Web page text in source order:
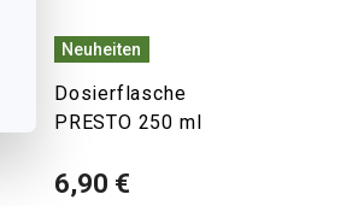
Neuheiten
Dosierflasche
PRESTO 250 ml
6,90 €